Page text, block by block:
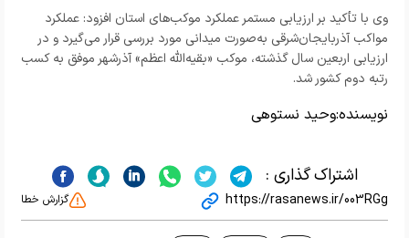
وی با تأکید بر ارزیابی مستمر عملکرد موکب‌های استان افزود: عملکرد
مواکب آذربایجان‌شرقی به‌صورت میدانی مورد بررسی قرار می‌گیرد و در
ارزیابی اربعین سال گذشته، موکب «بقیه‌الله اعظم» آذرشهر موفق به کسب
رتبه دوم کشور شد.
نویسنده:وحید نستوهی
اشتراک گذاری :
https://rasanews.ir/003RGg گزارش خطا